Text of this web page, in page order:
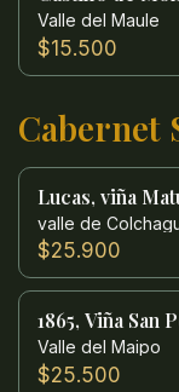
Valle del Maule
$15.500
Cabernet
Lucas, viña
valle de
$25.900
1865, Viña San
Valle del Maipo
$25.500